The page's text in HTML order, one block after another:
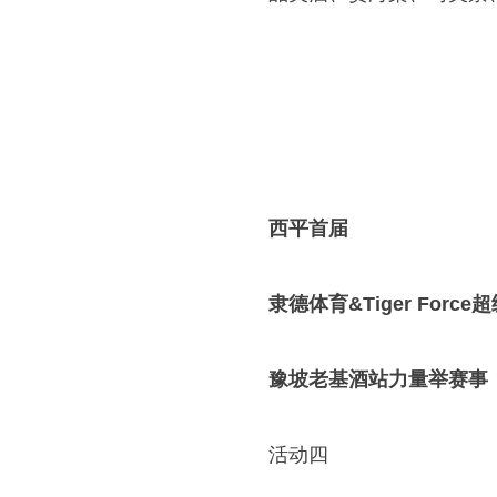
西平首届
隶德体育&Tiger Force超
豫坡老基酒站力量举赛事
活动四